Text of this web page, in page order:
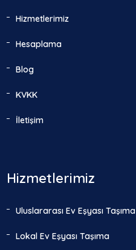
Hizmetlerimiz
Hesaplama
Blog
KVKK
İletişim
Hizmetlerimiz
Uluslararası Ev Eşyası Taşıma
Lokal Ev Eşyası Taşıma